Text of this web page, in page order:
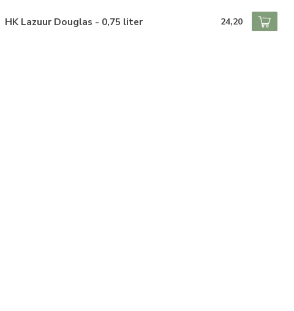
HK Lazuur Douglas - 0,75 liter 24,20